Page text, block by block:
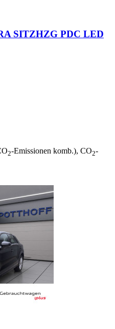
SITZHZG PDC LED
2-Emissionen komb.), CO2-